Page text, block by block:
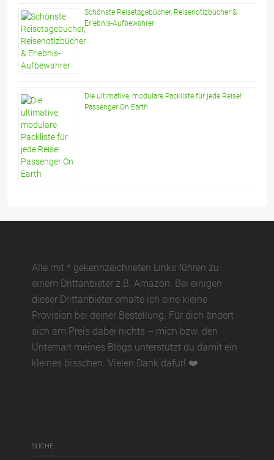
Schönste Reisetagebücher, Reisenotizbücher &
Erlebnis-Aufbewahrer
Die ultimative, modulare Packliste für jede Reise!
Passenger On Earth
Alle mit * gekennzeichneten Links führen zu
einem Drittanbieter z.B. Amazon. Bei einigen
dieser Drittanbieter erhalte ich eine kleine
Provision bei deiner Bestellung. Für dich ändert
sich am Preis dabei nichts – mich bzw. den
Unterhalt meines Blogs unterstützt du damit ein
kleines bisschen. Vielen Dank dafür! ❤️
SUCHE